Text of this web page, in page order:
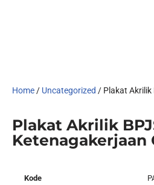
Home / Uncategorized / Plakat Akrilik
Plakat Akrilik
Ketenagakerjaan
Kode